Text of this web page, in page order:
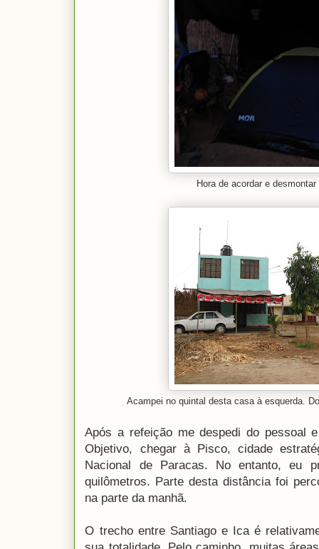
Hora de acordar e
Acampei no quintal desta casa à esquerda.
Após a refeição me despedi do pessoal
Objetivo, chegar à Pisco, cidade
Nacional de Paracas. No entanto, eu
quilômetros. Parte desta distância foi
na parte da manhã.
O trecho entre Santiago e Ica é